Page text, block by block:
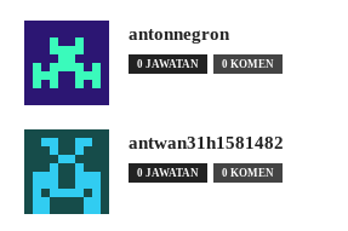
antonnegron
0 JAWATAN 0 KOMEN
antwan31h1581482
0 JAWATAN 0 KOMEN